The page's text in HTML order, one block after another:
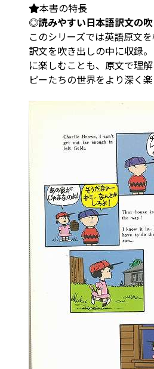
本書の特長
◎読みやすい日本語訳文の
このシリーズでは英語原文
訳文を吹き出しの中に収録
に楽しむことも、原文で理
ピーたちの世界をより深く楽